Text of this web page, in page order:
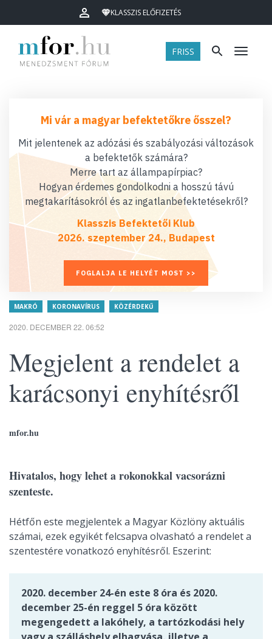
KLASSZIS ELŐFIZETÉS
FRISS Menü
Mi vár a magyar befektetőkre ősszel?
Mit jelentenek az adózási és szabályozási változások
a befektetők számára?
Merre tart az állampapírpiac?
Hogyan érdemes gondolkodni a hosszú távú
megtakarításokról és az ingatlanbefektetésekről?
Klasszis Befektetői Klub
2026. szeptember 24., Budapest
FOGLALJA LE HELYÉT MOST >>
MAKRÓ KORONAVÍRUS KÖZÉRDEKŰ
2020. DECEMBER 22. 06:52
Megjelent a rendelet a
karácsonyi enyhítésről
mfor.hu
Hivatalos, hogy lehet a rokonokkal vacsorázni
szenteste.
Hétfőn este megjelentek a Magyar Közlöny aktuális
számai, ezek egyikét felcsapva olvasható a rendelet a
szentestére vonatkozó enyhítésről. Eszerint:
2020. december 24-én este 8 óra és 2020.
december 25-én reggel 5 óra között
megengedett a lakóhely, a tartózkodási hely